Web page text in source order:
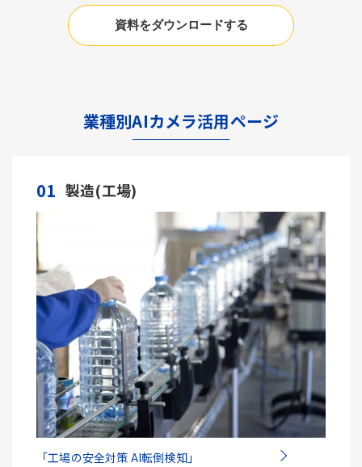
資料をダウンロードする
業種別AIカメラ活用ページ
01 製造(工場)
「工場の安全対策 AI転倒検知」